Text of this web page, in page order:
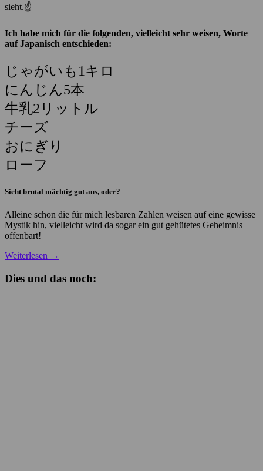
sieht.☝
Ich habe mich für die folgenden, vielleicht sehr weisen, Worte
auf Japanisch entschieden:
じゃがいも1キロ
にんじん5本
牛乳2リットル
チーズ
おにぎり
ローフ
Sieht brutal mächtig gut aus, oder?
Alleine schon die für mich lesbaren Zahlen weisen auf eine gewisse
Mystik hin, vielleicht wird da sogar ein gut gehütetes Geheimnis
offenbart!
Weiterlesen →
Dies und das noch: